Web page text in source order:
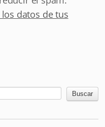
datos de tus
Buscar